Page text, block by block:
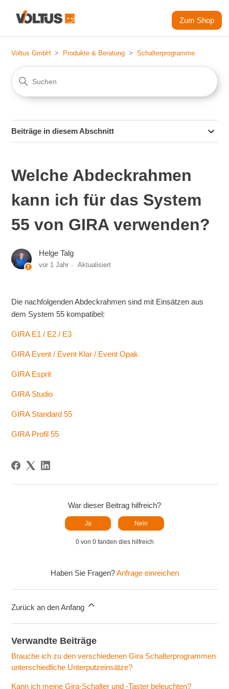
Zum Shop
Voltus GmbH Produkte & Beratung Schalterprogramme
Beiträge in diesem Abschnitt
Welche Abdeckrahmen
kann ich für das System
55 von GIRA verwenden?
Helge Talg
vor 1 Jahr Aktualisiert
Die nachfolgenden Abdeckrahmen sind mit Einsätzen aus
dem System 55 kompatibel:
GIRA E1 / E2 / E3
GIRA Event / Event Klar / Event Opak
GIRA Esprit
GIRA Studio
GIRA Standard 55
GIRA Profil 55
War dieser Beitrag hilfreich?
Ja Nein
0 von 0 fanden dies hilfreich
Haben Sie Fragen?Anfrage einreichen
Zurück an den Anfang
Verwandte Beiträge
Brauche ich zu den verschiedenen Gira Schalterprogrammen
unterschiedliche Unterputzeinsätze?
Kann ich meine Gira-Schalter und -Taster beleuchten?